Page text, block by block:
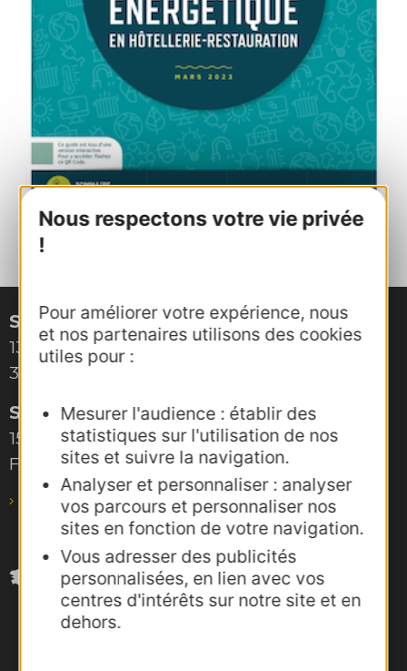
Nous respectons votre vie privée
!
Pour améliorer votre expérience, nous
et nos partenaires utilisons des cookies
utiles pour :
Mesurer l'audience : établir des
statistiques sur l'utilisation de nos
sites et suivre la navigation.
Analyser et personnaliser : analyser
vos parcours et personnaliser nos
sites en fonction de votre navigation.
Vous adresser des publicités
personnalisées, en lien avec vos
centres d'intérêts sur notre site et en
dehors.
Site de Montpellier
132, boulevard Pénélope
34000 Montpellier
Site de Toulouse
15, rue Rivals – CS 78543
F-31685 Toulouse Cedex 6
pro@agence-adocc.com